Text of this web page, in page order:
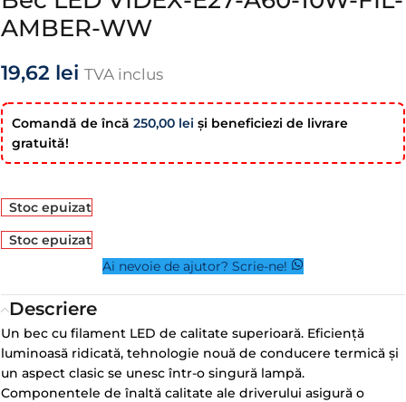
AMBER-WW
19,62 lei TVA inclus
Comandă de încă 250,00 lei şi beneficiezi de livrare
gratuită!
Stoc epuizat
Stoc epuizat
Ai nevoie de ajutor? Scrie-ne!
Descriere
Un bec cu filament LED de calitate superioară. Eficiență
luminoasă ridicată, tehnologie nouă de conducere termică și
un aspect clasic se unesc într-o singură lampă.
Componentele de înaltă calitate ale driverului asigură o